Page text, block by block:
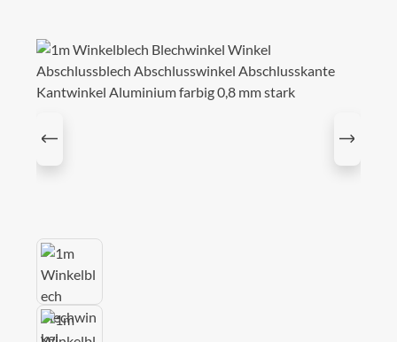
Bildergalerie überspringen